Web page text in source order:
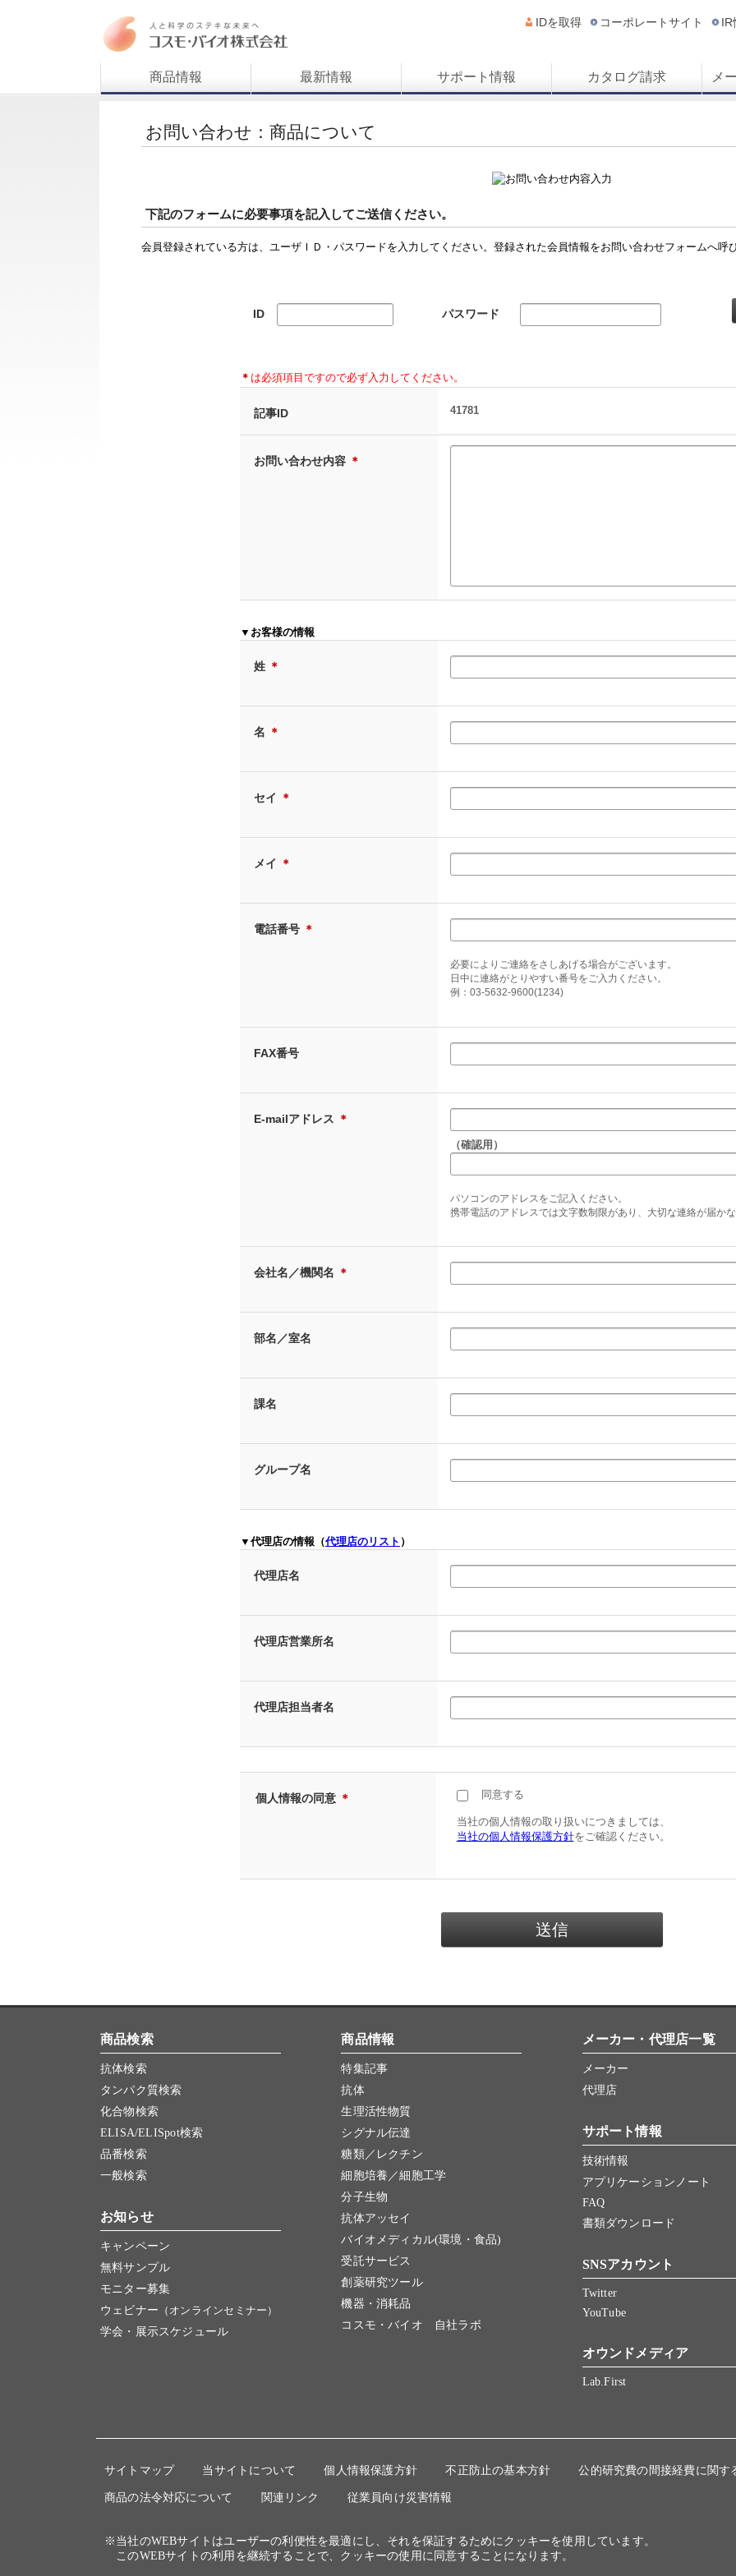
IDを取得 コーポレートサイト IR
商品情報 最新情報 サポート情報 カタログ請求 メ
お問い合わせ：商品について
下記のフォームに必要事項を記入してご送信ください。
会員登録されている方は、ユーザＩＤ・パスワードを入力してください。登録された会員情報をお問い合わせフォームへ呼
ID パスワード
＊ は必須項目ですので必ず入力してください。
記事ID 41781
お問い合わせ内容 ＊
▼お客様の情報
姓 ＊
名 ＊
セイ ＊
メイ ＊
電話番号 ＊
必要によりご連絡をさしあげる場合がございます。
日中に連絡がとりやすい番号をご入力ください。
例：03-5632-9600(1234)
FAX番号
E-mailアドレス ＊
（確認用）
パソコンのアドレスをご記入ください。
携帯電話のアドレスでは文字数制限があり、大切な連絡が届かな
会社名／機関名 ＊
部名／室名
課名
グループ名
▼代理店の情報（代理店のリスト ）
代理店名
代理店営業所名
代理店担当者名
個人情報の同意 ＊ 同意する
当社の個人情報の取り扱いにつきましては、
当社の個人情報保護方針をご確認ください。
商品検索
抗体検索
タンパク質検索
化合物検索
ELISA/ELISpot検索
品番検索
一般検索
お知らせ
キャンペーン
無料サンプル
モニター募集
ウェビナー （オンラインセミナー）
学会・展示スケジュール
商品情報
特集記事
抗体
生理活性物質
シグナル伝達
糖類／レクチン
細胞培養／細胞工学
分子生物
抗体アッセイ
バイオメディカル(環境・食品)
受託サービス
創薬研究ツール
機器・消耗品
コスモ・バイオ 自社ラボ
メーカー・代理店一覧
メーカー
代理店
サポート情報
技術情報
アプリケーションノート
FAQ
書類ダウンロード
SNSアカウント
Twitter
YouTube
オウンドメディア
Lab.First
サイトマップ 当サイトについて 個人情報保護方針 不正防止の基本方針 公的研究費の間接経費に関す
商品の法令対応について 関連リンク 従業員向け災害情報
※当社のWEBサイトはユーザーの利便性を最適にし、それを保証するためにクッキーを使用しています。
このWEBサイトの利用を継続することで、クッキーの使用に同意することになります。